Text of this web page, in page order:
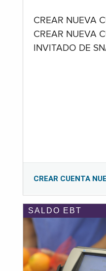
CREAR NUEVA
CREAR NUEVA
INVITADO DE
CREAR CUENTA
SALDO EBT